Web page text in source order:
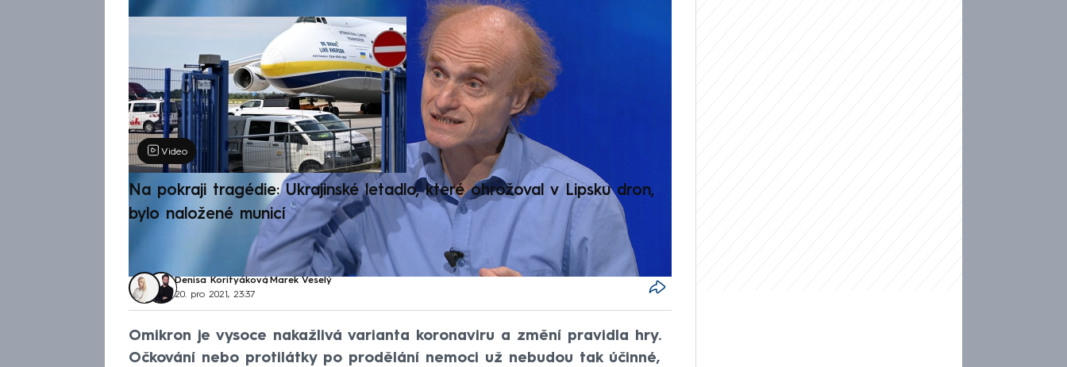
Video
Na pokraji tragédie: Ukrajinské letadlo, které ohrožoval v Lipsku dron,
bylo naložené municí
Denisa Korityáková, Marek Veselý
20. pro 2021, 23:37
Omikron je vysoce nakažlivá varianta koronaviru a změní pravidla hry.
Očkování nebo protilátky po prodělání nemoci už nebudou tak účinné,